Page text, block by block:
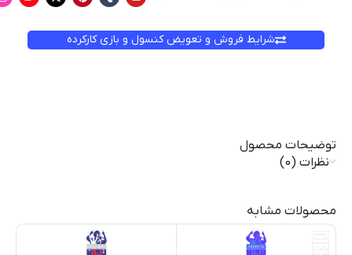
شرایط فروش و تعویض کنسول و بازی کارکرده
توضیحات محصول
نظرات (0)
محصولات مشابه